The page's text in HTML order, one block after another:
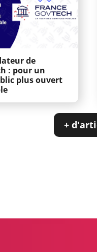
de
: pour un
plus ouvert
+